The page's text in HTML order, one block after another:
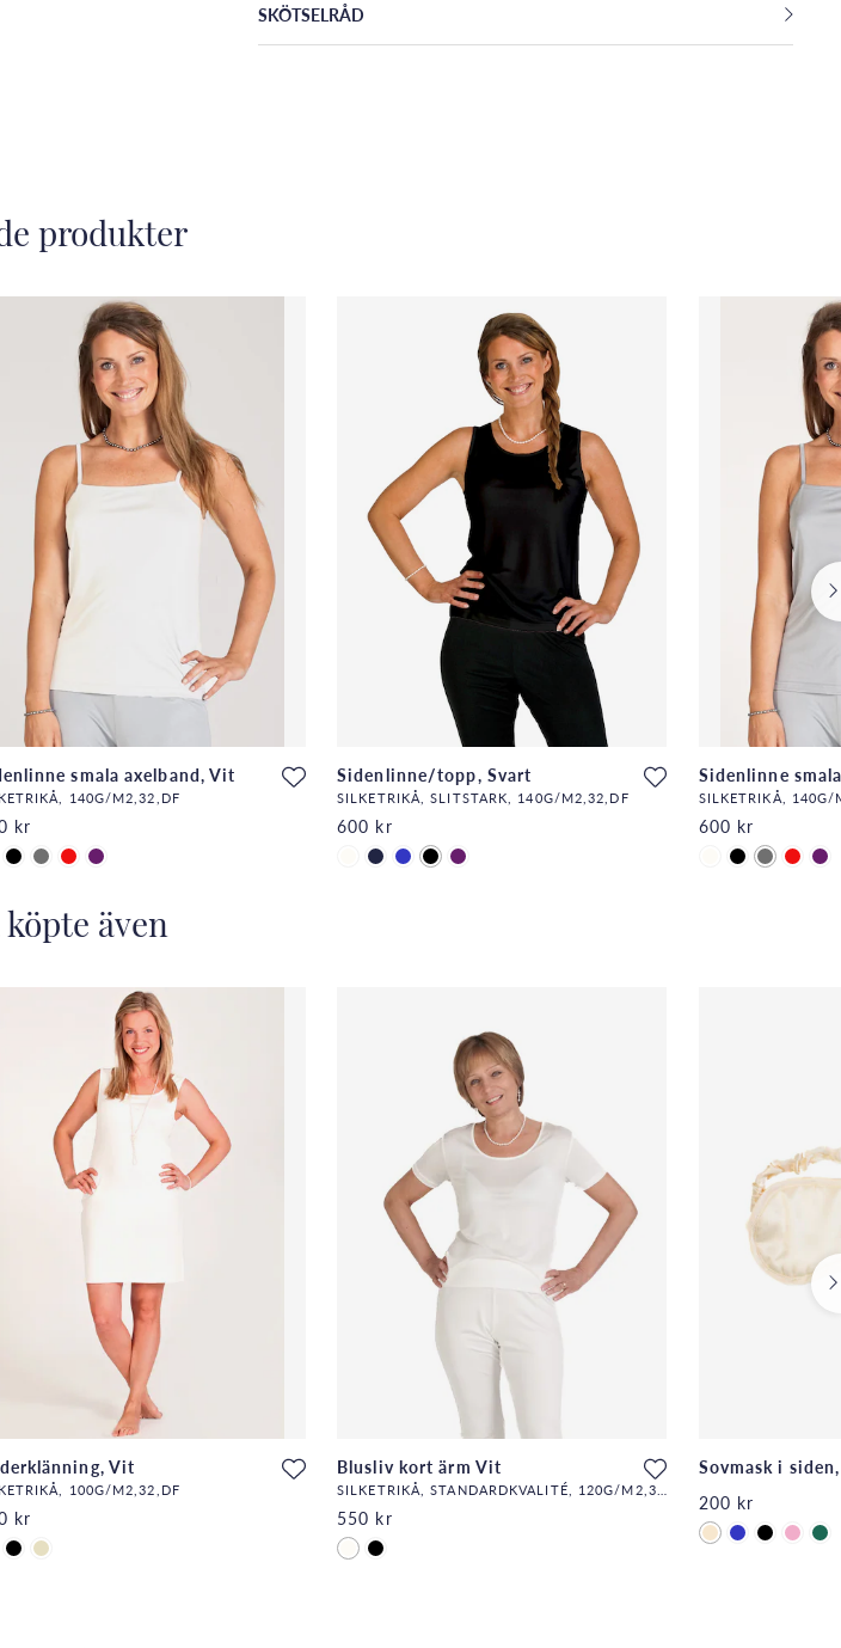
SKÖTSELRÅD
produkter
smala axelband, Vit
140G/M2,32,DF
kr
Sidenlinne/topp, Svart
SILKETRIKÅ, SLITSTARK, 140G/M2,32,DF
600 kr
Sidenlinne
SILKETRIKÅ, 140G/
600 kr
även
Vit
100G/M2,32,DF
kr
Blusliv kort ärm Vit
550 kr
Sovmask i
200 kr